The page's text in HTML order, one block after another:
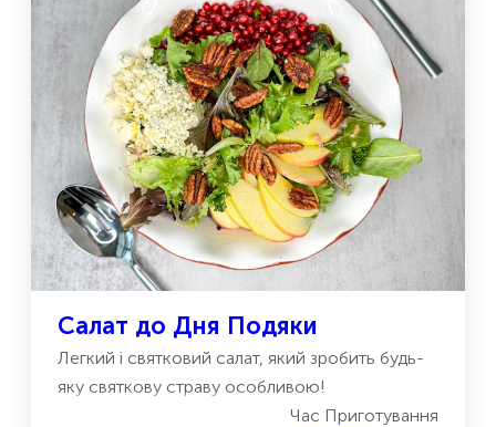
Салат до Дня Подяки
Легкий і святковий салат, який зробить будь-
яку святкову страву особливою!
Час Приготування